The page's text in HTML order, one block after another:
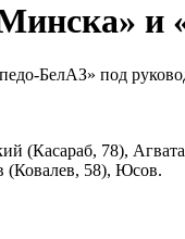
и
БелАЗ» под
(Касараб, 78),
(Ковалев, 58), Юсов.